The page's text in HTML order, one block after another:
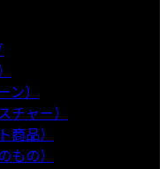
）
チャー）
商品）
もの）